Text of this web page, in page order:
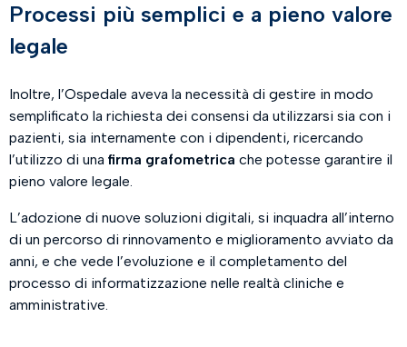
Processi più semplici e a pieno valore
legale
Inoltre, l’Ospedale aveva la necessità di gestire in modo
semplificato la richiesta dei consensi da utilizzarsi sia con i
pazienti, sia internamente con i dipendenti, ricercando
l’utilizzo di una firma grafometrica che potesse garantire il
pieno valore legale.
L’adozione di nuove soluzioni digitali, si inquadra all’interno
di un percorso di rinnovamento e miglioramento avviato da
anni, e che vede l’evoluzione e il completamento del
processo di informatizzazione nelle realtà cliniche e
amministrative.